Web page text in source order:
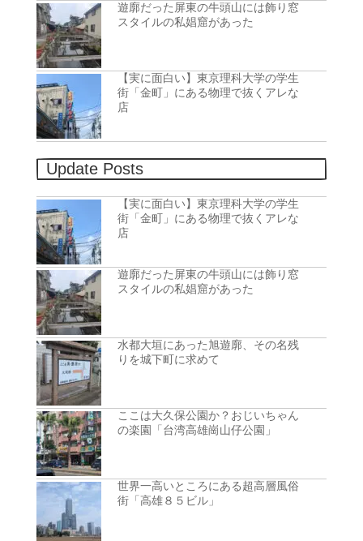
遊廓だった屏東の牛頭山には飾り窓
スタイルの私娼窟があった
【実に面白い】東京理科大学の学生
街「金町」にある物理で抜くアレな
店
Update Posts
【実に面白い】東京理科大学の学生
街「金町」にある物理で抜くアレな
店
遊廓だった屏東の牛頭山には飾り窓
スタイルの私娼窟があった
水都大垣にあった旭遊廓、その名残
りを城下町に求めて
ここは大久保公園か？おじいちゃん
の楽園「台湾高雄崗山仔公園」
世界一高いところにある超高層風俗
街「高雄８５ビル」